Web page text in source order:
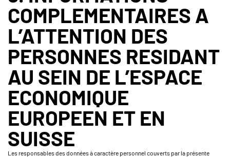
COMPLEMENTAIRES A
L’ATTENTION DES
PERSONNES RESIDANT
AU SEIN DE L’ESPACE
ECONOMIQUE
EUROPEEN ET EN
SUISSE
Les responsables des données à caractère personnel couverts par la présente